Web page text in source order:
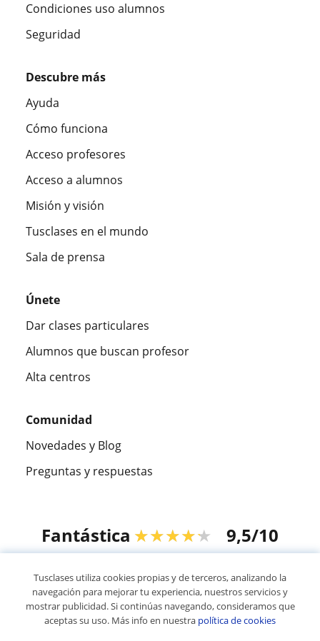
Condiciones uso alumnos
Seguridad
Descubre más
Ayuda
Cómo funciona
Acceso profesores
Acceso a alumnos
Misión y visión
Tusclases en el mundo
Sala de prensa
Únete
Dar clases particulares
Alumnos que buscan profesor
Alta centros
Comunidad
Novedades y Blog
Preguntas y respuestas
Fantástica ★★★★★ 9,5/10
© 2007 - 2026 Tusclases.co
Tusclases utiliza cookies propias y de terceros, analizando la
navegación para mejorar tu experiencia, nuestros servicios y
mostrar publicidad. Si continúas navegando, consideramos que
aceptas su uso. Más info en nuestra política de cookies